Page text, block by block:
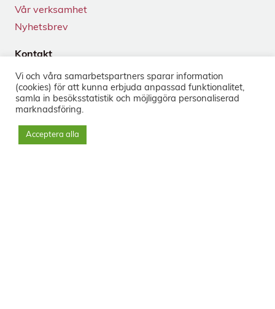
Vår verksamhet
Nyhetsbrev
Kontakt
113 59 Stockholm
+46 8-33 50 40
info@sorg.se
Sociala medier
Vi och våra samarbets­partners sparar information
(cookies) för att kunna erbjuda anpassad funktionalitet,
samla in besöks­statistik och möjliggöra personaliserad
marknads­föring.
Acceptera alla